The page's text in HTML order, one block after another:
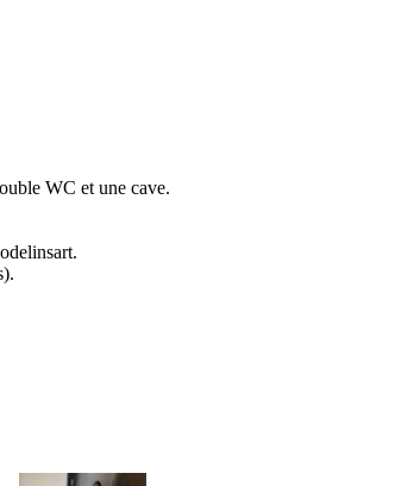
WC et une cave.